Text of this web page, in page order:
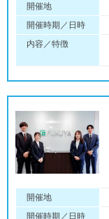
開催地
開催時期／日時
内容／特徴
開催地
開催時期／日時